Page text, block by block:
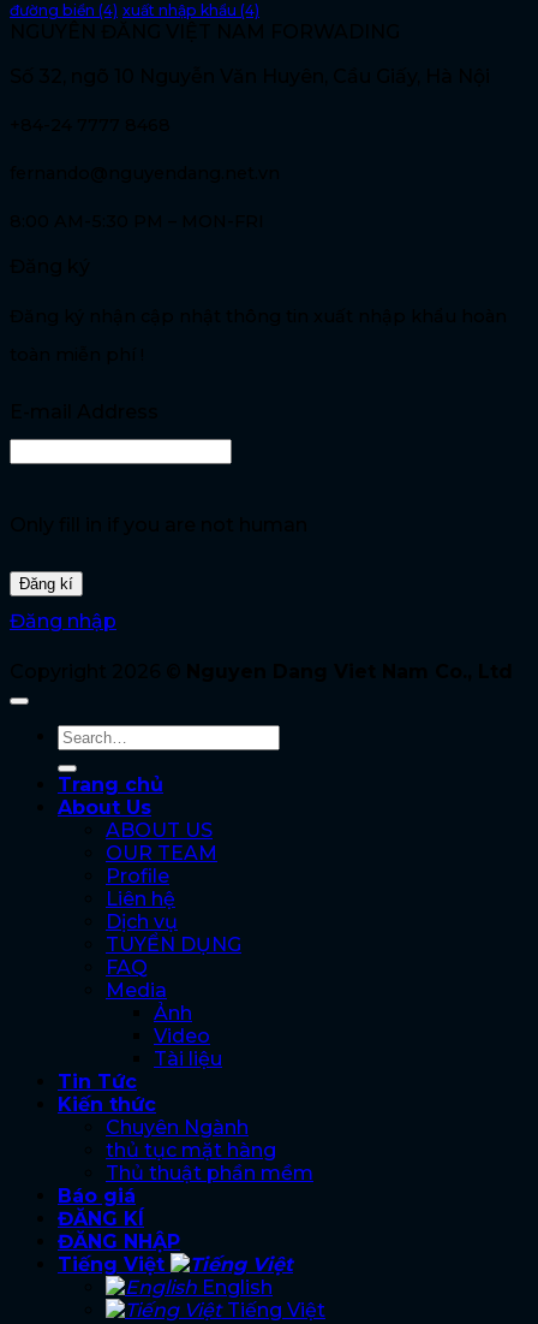
đường biển (4) xuất nhập khẩu (4)
Đăng nhập
Trang chủ
About Us
ABOUT US
OUR TEAM
Profile
Liên hệ
Dịch vụ
TUYỂN DỤNG
FAQ
Media
Ảnh
Video
Tài liệu
Tin Tức
Kiến thức
Chuyên Ngành
thủ tục mặt hàng
Thủ thuật phần mềm
Báo giá
ĐĂNG KÍ
ĐĂNG NHẬP
Tiếng Việt
English
Tiếng Việt